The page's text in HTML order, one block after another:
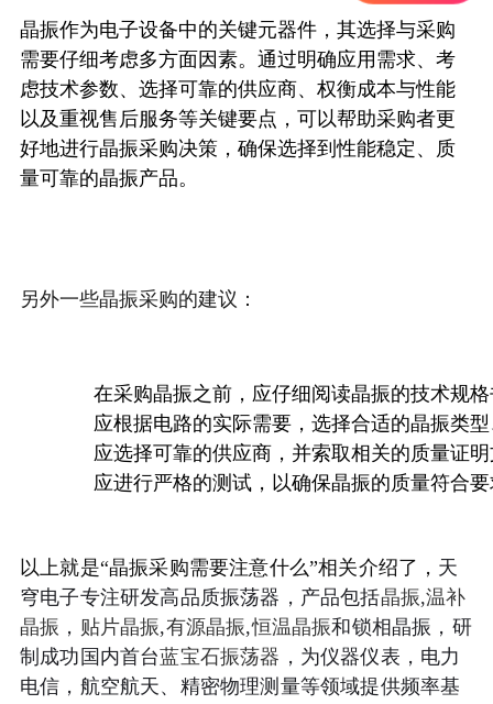
晶振作为电子设备中的关键元器件，其选择与采购
需要仔细考虑多方面因素。通过明确应用需求、考
虑技术参数、选择可靠的供应商、权衡成本与性能
以及重视售后服务等关键要点，可以帮助采购者更
好地进行晶振采购决策，确保选择到性能稳定、质
量可靠的晶振产品。
另外一些晶振采购的建议：
在采购晶振之前，应仔细阅读晶振的技术规
应根据电路的实际需要，选择合适的晶振类
应选择可靠的供应商，并索取相关的质量证
应进行严格的测试，以确保晶振的质量符合
以上就是“晶振采购需要注意什么”相关介绍了， 天
穹电子专注研发高品质振荡器，产品包括晶振,温补
晶振 ， 贴片晶振,有源晶振,恒温晶振和锁相晶振，研
制成功国内首台蓝宝石振荡器 ，为仪器仪表，电力
电信，航空航天、精密物理测量等领域提供频率基